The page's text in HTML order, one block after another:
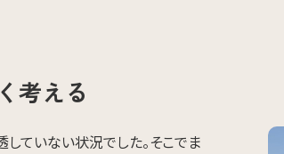
考える
していない状況でした。そこでま